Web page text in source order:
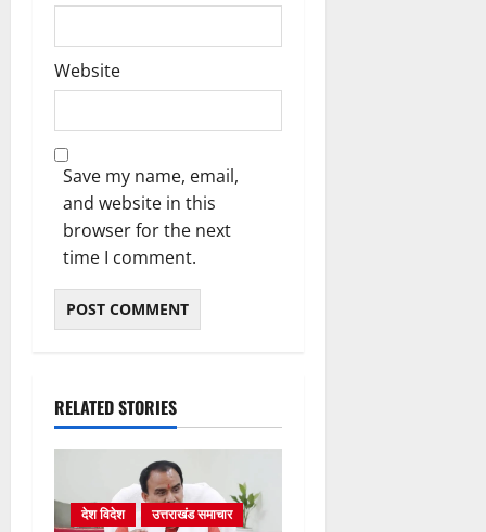
Website
Save my name, email,
and website in this
browser for the next
time I comment.
RELATED STORIES
देश विदेश
उत्तराखंड समाचार